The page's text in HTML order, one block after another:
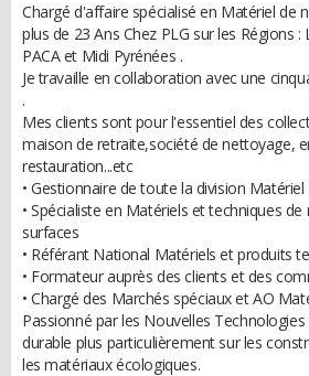
Chargé d'affaire spécialisé en Matériel de
plus de 23 Ans Chez PLG sur les Régions
PACA et Midi Pyrénées .
Je travaille en collaboration avec une
.
Mes clients sont pour l'essentiel des
maison de retraite,société de nettoyage,
restauration...etc
• Gestionnaire de toute la division Matériel
• Spécialiste en Matériels et techniques
surfaces
• Référant National Matériels et produits
• Formateur auprès des clients et des
• Chargé des Marchés spéciaux et AO
Passionné par les Nouvelles
durable plus particulièrement sur les
les matériaux écologiques.